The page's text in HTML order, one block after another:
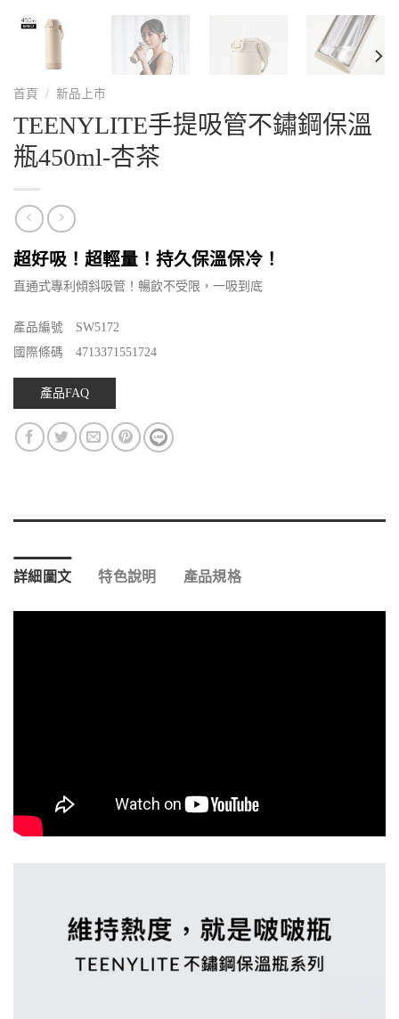
首頁 / 新品上市
TEENYLITE手提吸管不鏽鋼保溫
瓶450ml-杏茶
超好吸！超輕量！持久保溫保冷！
直通式專利傾斜吸管！暢飲不受限，一吸到底
產品編號 SW5172
國際條碼 4713371551724
產品FAQ
詳細圖文 特色說明 產品規格